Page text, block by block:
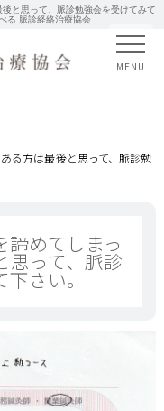
と思って、脈診勉強会を受けてみて
る 脈診経絡治療協会
MENU
る方は最後と思って、脈診勉
諦めてしまっ
思って、脈診
下さい。